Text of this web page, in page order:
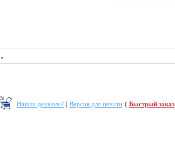
Нашли дешевле? | Версия для печати ( Быстрый заказ